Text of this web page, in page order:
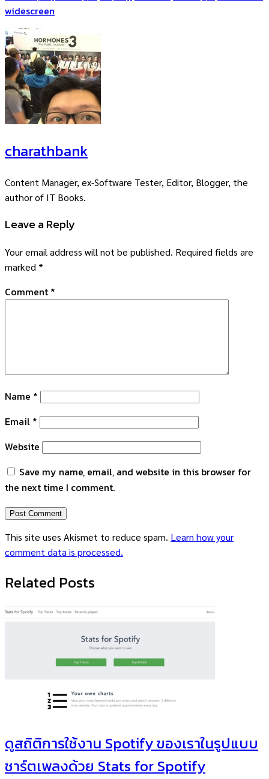
widescreen
charathbank
Content Manager, ex-Software Tester, Editor, Blogger, the
author of IT Books.
Leave a Reply
Your email address will not be published. Required fields are
marked *
Comment *
Name *
Email *
Website
Save my name, email, and website in this browser for
the next time I comment.
This site uses Akismet to reduce spam. Learn how your
comment data is processed.
Related Posts
ดูสถิติการใช้งาน Spotify ของเราในรูปแบบ
ชาร์ตเพลงด้วย Stats for Spotify